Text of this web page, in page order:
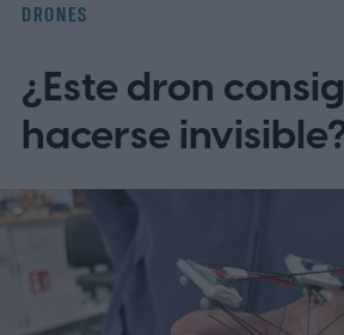
DRONES
¿Este dron
hacerse